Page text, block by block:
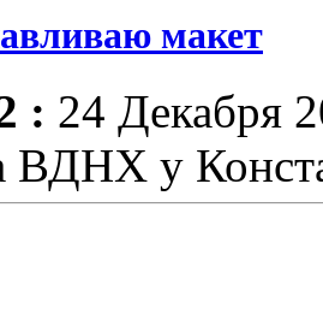
макет
: 24 Декабря
ВДНХ у